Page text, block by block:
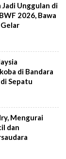
Jadi Unggulan di
2026, Bawa
di Bandara
Sepatu
Mengurai
dan